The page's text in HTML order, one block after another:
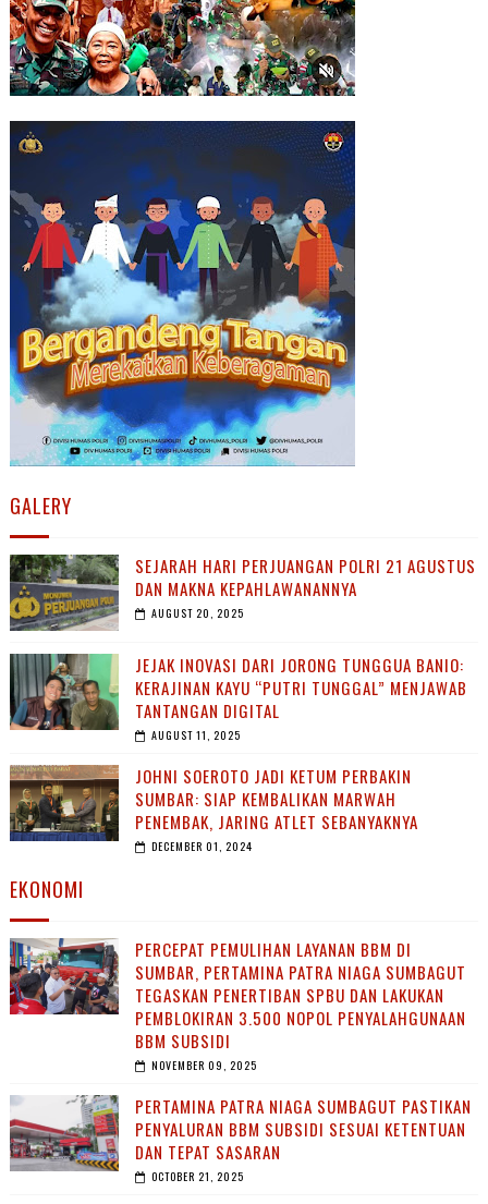
GALERY
SEJARAH HARI PERJUANGAN POLRI 21 AGUSTUS
DAN MAKNA KEPAHLAWANANNYA
AUGUST 20, 2025
JEJAK INOVASI DARI JORONG TUNGGUA BANIO:
KERAJINAN KAYU “PUTRI TUNGGAL” MENJAWAB
TANTANGAN DIGITAL
AUGUST 11, 2025
JOHNI SOEROTO JADI KETUM PERBAKIN
SUMBAR: SIAP KEMBALIKAN MARWAH
PENEMBAK, JARING ATLET SEBANYAKNYA
DECEMBER 01, 2024
EKONOMI
PERCEPAT PEMULIHAN LAYANAN BBM DI
SUMBAR, PERTAMINA PATRA NIAGA SUMBAGUT
TEGASKAN PENERTIBAN SPBU DAN LAKUKAN
PEMBLOKIRAN 3.500 NOPOL PENYALAHGUNAAN
BBM SUBSIDI
NOVEMBER 09, 2025
PERTAMINA PATRA NIAGA SUMBAGUT PASTIKAN
PENYALURAN BBM SUBSIDI SESUAI KETENTUAN
DAN TEPAT SASARAN
OCTOBER 21, 2025